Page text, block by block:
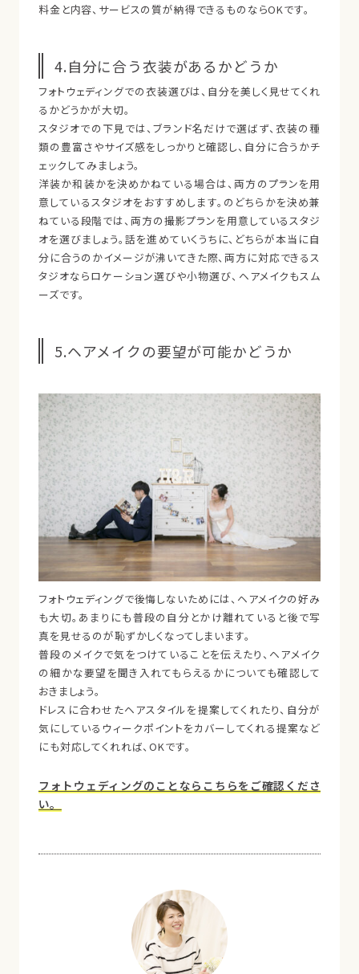
料金と内容、サービスの質が納得できるものならOKです。
4.自分に合う衣装があるかどうか
フォトウェディングでの衣装選びは、自分を美しく見せてくれ
るかどうかが大切。
スタジオでの下見では、ブランド名だけで選ばず、衣装の種
類の豊富さやサイズ感をしっかりと確認し、自分に合うかチ
ェックしてみましょう。
洋装か和装かを決めかねている場合は、両方のプランを用
意しているスタジオをおすすめします。のどちらかを決め兼
ねている段階では、両方の撮影プランを用意しているスタジ
オを選びましょう。話を進めていくうちに、どちらが本当に自
分に合うのかイメージが沸いてきた際、両方に対応できるス
タジオならロケーション選びや小物選び、ヘアメイクもスム
ーズです。
5.ヘアメイクの要望が可能かどうか
フォトウェディングで後悔しないためには、ヘアメイクの好み
も大切。あまりにも普段の自分とかけ離れていると後で写
真を見せるのが恥ずかしくなってしまいます。
普段のメイクで気をつけていることを伝えたり、ヘアメイク
の細かな要望を聞き入れてもらえるかについても確認して
おきましょう。
ドレスに合わせたヘアスタイルを提案してくれたり、自分が
気にしているウィークポイントをカバーしてくれる提案など
にも対応してくれれば、OKです。
フォトウェディングのことならこちらをご確認くださ
い。